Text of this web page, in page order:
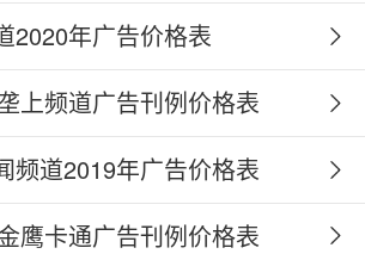
2020年广告价格表
上频道广告刊例价格表
频道2019年广告价格表
鹰卡通广告刊例价格表